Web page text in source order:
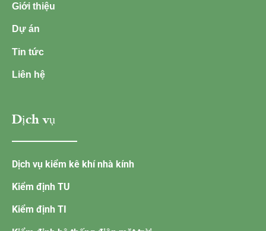
Giới thiệu
Dự án
Tin tức
Liên hệ
Dịch vụ
Dịch vụ kiểm kê khí nhà kính
Kiểm định TU
Kiểm định TI